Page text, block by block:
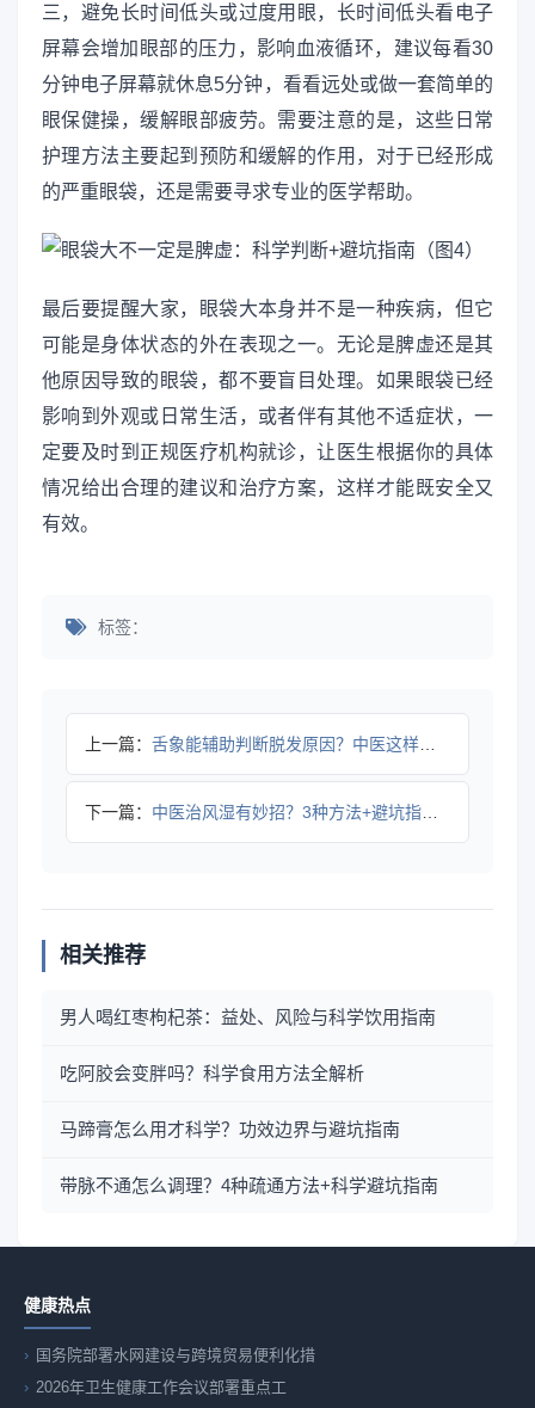
三，避免长时间低头或过度用眼，长时间低头看电子
屏幕会增加眼部的压力，影响血液循环，建议每看30
分钟电子屏幕就休息5分钟，看看远处或做一套简单的
眼保健操，缓解眼部疲劳。需要注意的是，这些日常
护理方法主要起到预防和缓解的作用，对于已经形成
的严重眼袋，还是需要寻求专业的医学帮助。
最后要提醒大家，眼袋大本身并不是一种疾病，但它
可能是身体状态的外在表现之一。无论是脾虚还是其
他原因导致的眼袋，都不要盲目处理。如果眼袋已经
影响到外观或日常生活，或者伴有其他不适症状，一
定要及时到正规医疗机构就诊，让医生根据你的具体
情况给出合理的建议和治疗方案，这样才能既安全又
有效。
标签：
上一篇： 舌象能辅助判断脱发原因？中医这样说，但别只靠它
下一篇： 中医治风湿有妙招？3种方法+避坑指南助你科学应对
相关推荐
男人喝红枣枸杞茶：益处、风险与科学饮用指南
吃阿胶会变胖吗？科学食用方法全解析
马蹄膏怎么用才科学？功效边界与避坑指南
带脉不通怎么调理？4种疏通方法+科学避坑指南
健康热点
国务院部署水网建设与跨境贸易便利化措
2026年卫生健康工作会议部署重点工